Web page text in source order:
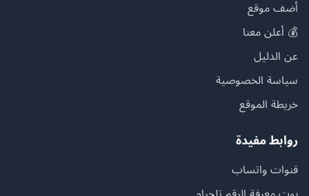
أضف موقع
💰 أعلن معنا
عن الدليل
سياسة الخصوصية
خريطة الموقع
روابط مفيدة
قنوات واتساب